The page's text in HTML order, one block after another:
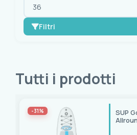
Filtri
Selezioni
Tutti i prodotti
-31%
SUP